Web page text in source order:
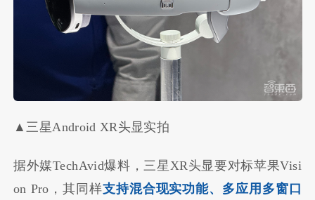
▲三星Android XR头显实拍
据外媒TechAvid爆料，三星XR头显要对标苹果Visi
on Pro，其同样支持混合现实功能、多应用多窗口